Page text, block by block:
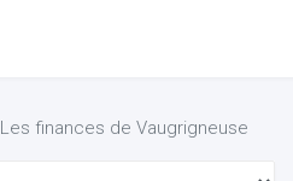
Les finances de Vaugrigneuse